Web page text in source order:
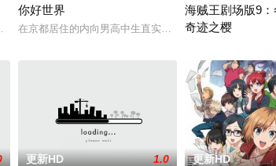
人，他受雇调查海边村庄发生的一系列袭击事件，并卷入
你好世界
在京都居住的内向男高中生直实（北村匠海配音）的面
海贼王剧场版9
奇迹之樱
更新HD 1.0 更新HD